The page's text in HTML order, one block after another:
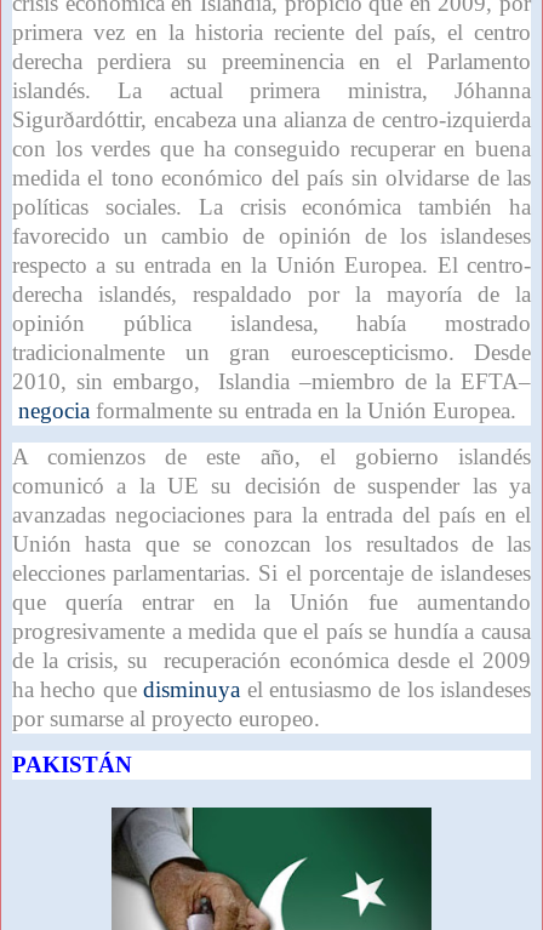
primera vez en la historia reciente del país, el centro
derecha perdiera su preeminencia en el Parlamento
islandés. La actual primera ministra, Jóhanna
Sigurðardóttir, encabeza una alianza de centro-izquierda
con los verdes que ha conseguido recuperar en buena
medida el tono económico del país sin olvidarse de las
políticas sociales. La crisis económica también ha
favorecido un cambio de opinión de los islandeses
respecto a su entrada en la Unión Europea. El centro-
derecha islandés, respaldado por la mayoría de la
opinión pública islandesa, había mostrado
tradicionalmente un gran euroescepticismo. Desde
2010, sin embargo, Islandia –miembro de la EFTA–
negocia formalmente su entrada en la Unión Europea.
A comienzos de este año, el gobierno islandés
comunicó a la UE su decisión de suspender las ya
avanzadas negociaciones para la entrada del país en el
Unión hasta que se conozcan los resultados de las
elecciones parlamentarias. Si el porcentaje de islandeses
que quería entrar en la Unión fue aumentando
progresivamente a medida que el país se hundía a causa
de la crisis, su recuperación económica desde el 2009
ha hecho quedisminuya el entusiasmo de los islandeses
por sumarse al proyecto europeo.
PAKISTÁN